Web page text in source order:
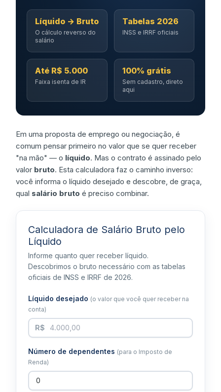
Líquido → Bruto
O cálculo reverso do
salário
Tabelas 2026
INSS e IRRF oficiais
Até R$ 5.000
Faixa isenta de IR
100% grátis
Sem cadastro, direto
aqui
Em uma proposta de emprego ou negociação, é
comum pensar primeiro no valor que se quer receber
"na mão" — o líquido. Mas o contrato é assinado pelo
valor bruto. Esta calculadora faz o caminho inverso:
você informa o líquido desejado e descobre, de graça,
qual salário bruto é preciso combinar.
Calculadora de Salário Bruto pelo
Líquido
Informe quanto quer receber líquido.
Descobrimos o bruto necessário com as tabelas
oficiais de INSS e IRRF de 2026.
Líquido desejado (o valor que você quer receber na
conta)
R$
Número de dependentes (para o Imposto de
Renda)